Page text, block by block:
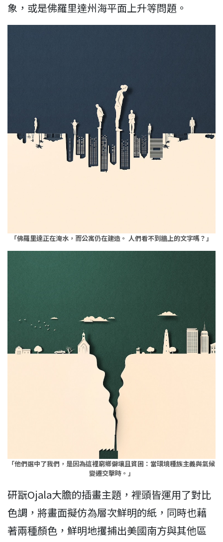
象，或是佛羅里達州海平面上升等問題。
「佛羅里達正在淹水，而公寓仍在建造。 人們看不到牆上的文字嗎？」
「他們選中了我們，是因為這裡窮鄉僻壤且貧困：當環境種族主義與氣候
變遷交擊時。」
研翫Ojala大膽的插畫主題，裡頭皆運用了對比
色調，將畫面擬仿為層次鮮明的紙，同時也藉
著兩種顏色，鮮明地攫捕出美國南方與其他區